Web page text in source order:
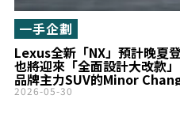
Lexus全新「NX」預計晚夏
也將迎來「全面設計大改款
品牌主力SUV的Minor
一手企劃
2026-05-30